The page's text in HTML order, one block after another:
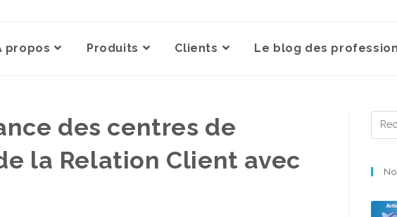
propos Produits Clients Le blog des
des centres de
la Relation Client avec